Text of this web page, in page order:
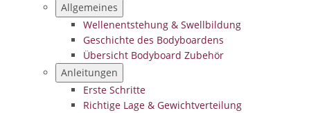
Allgemeines
Wellenentstehung & Swellbildung
Geschichte des Bodyboardens
Übersicht Bodyboard Zubehör
Anleitungen
Erste Schritte
Richtige Lage & Gewichtverteilung